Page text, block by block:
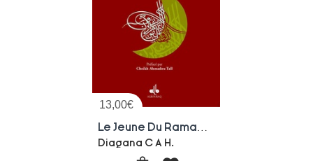
13,00€
Diagana C A H.